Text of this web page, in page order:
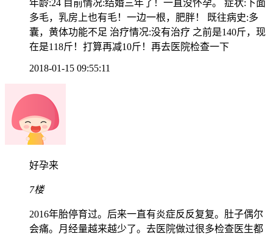
年龄:24 目前情况:结婚三年了！一直没怀孕。 症状:下面
多毛，乳房上也有毛！一边一根，肥胖！ 既往病史:多
囊，黄体功能不足 治疗情况:没有治疗 之前是140斤，现
在是118斤！打算再减10斤！再去医院检查一下
2018-01-15 09:55:11
好孕来
7楼
2016年胎停育过。后来一直有炎症反反复复。肚子偶尔
会痛。月经量越来越少了。去医院做过很多检查医生都